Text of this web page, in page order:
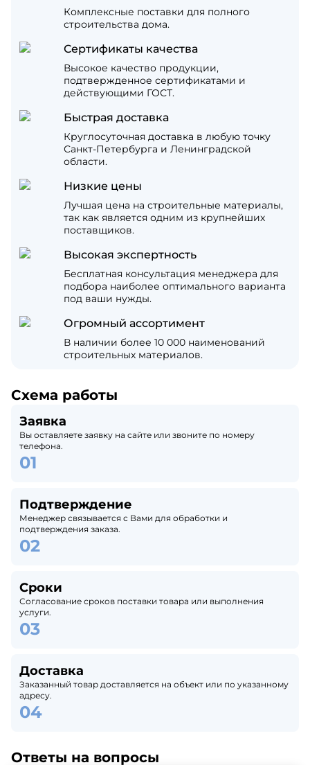
Комплексные поставки для полного
строительства дома.
Сертификаты качества
Высокое качество продукции,
подтвержденное сертификатами и
действующими ГОСТ.
Быстрая доставка
Круглосуточная доставка в любую точку
Санкт-Петербурга и Ленинградской
области.
Низкие цены
Лучшая цена на строительные материалы,
так как является одним из крупнейших
поставщиков.
Высокая экспертность
Бесплатная консультация менеджера для
подбора наиболее оптимального варианта
под ваши нужды.
Огромный ассортимент
В наличии более 10 000 наименований
строительных материалов.
Схема работы
Заявка
Вы оставляете заявку на сайте или звоните по номеру
телефона.
Подтверждение
Менеджер связывается с Вами для обработки и
подтверждения заказа.
Сроки
Согласование сроков поставки товара или выполнения
услуги.
Доставка
Заказанный товар доставляется на объект или по указанному
адресу.
Ответы на вопросы